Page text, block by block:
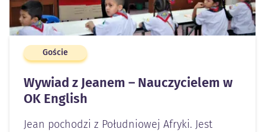
Goście
Wywiad z Jeanem – Nauczycielem w
OK English
Jean pochodzi z Południowej Afryki. Jest